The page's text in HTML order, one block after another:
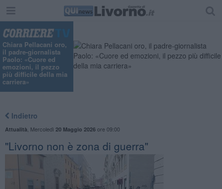
Chiara Pellacani oro,
il padre-giornalista
Paolo: «Cuore ed
emozioni, il pezzo
più difficile della mia
carriera»
Indietro
Attualità Mercoledì 20 Maggio 2026ore 09:00
"Livorno non è zona di guerra"